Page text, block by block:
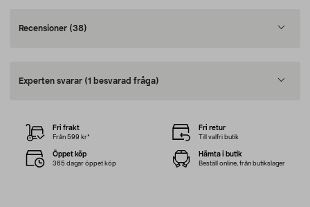
Recensioner (38)
Experten svarar (1 besvarad fråga)
Fri frakt
Från 599 kr*
Fri retur
Till valfri butik
Öppet köp
365 dagar öppet köp
Hämta i butik
Beställ online, från butikslager